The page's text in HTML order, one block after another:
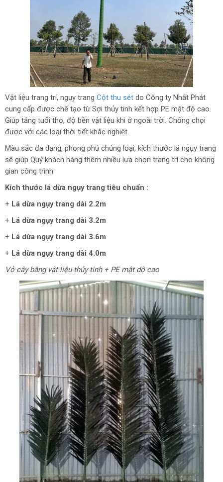
Vật liệu trang trí, ngụy trang Cột thu sét do Công ty Nhất Phát
cung cấp được chế tạo từ Sợi thủy tinh kết hợp PE mật độ cao.
Giúp tăng tuổi thọ, độ bền vật liệu khi ở ngoài trời. Chống chọi
được với các loại thời tiết khắc nghiệt.
Màu sắc đa dạng, phong phú chủng loại, kích thước lá ngụy trang
sẽ giúp Quý khách hàng thêm nhiều lựa chọn trang trí cho không
gian công trình
Kích thước lá dừa ngụy trang tiêu chuẩn :
+ Lá dừa ngụy trang dài 2.2m
+ Lá dừa ngụy trang dài 3.2m
+ Lá dừa ngụy trang dài 3.6m
+ Lá dừa ngụy trang dài 4.0m
Vỏ cây bằng vật liệu thủy tinh + PE mật dộ cao